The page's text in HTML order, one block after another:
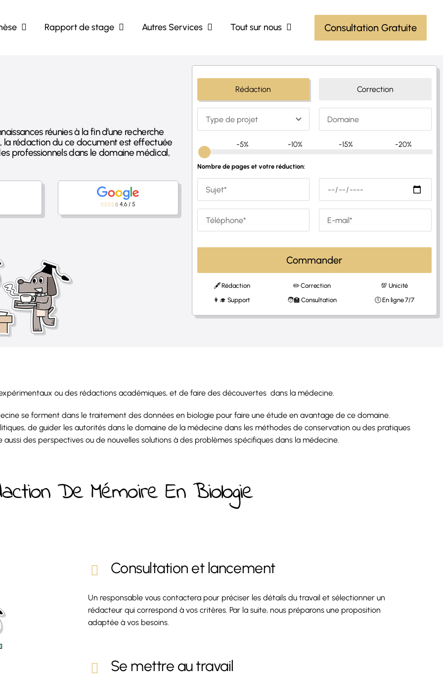
Rapport de stage Autres Services Tout sur nous Consultation Gratuite
réunies à la fin d’une recherche
la rédaction du ce document est effectuée
professionnels dans le domaine médical,
4,6 /5
Rédaction Correction
-5% -10% -15% -20%
Nombre de pages et votre réduction:
Commander
🖋 Rédaction ✏️ Correction
💯 Unicité
👩‍🎓 Support
🧑‍🏫 Consultation 🕔 En ligne 7/7
ou des rédactions académiques, et de faire des découvertes dans la médecine.
se forment dans le traitement des données en biologie pour faire une étude en avantage de ce domaine.
de guider les autorités dans le domaine de la médecine dans les méthodes de conservation ou des pratiques
des perspectives ou de nouvelles solutions à des problèmes spécifiques dans la médecine.
De Mémoire En Biologie
Consultation et lancement
Un responsable vous contactera pour préciser les détails du travail et sélectionner un
rédacteur qui correspond à vos critères. Par la suite, nous préparons une proposition
adaptée à vos besoins.
Se mettre au travail